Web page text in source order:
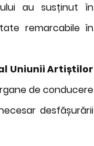
au susținut în
remarcabile în
Uniunii Artiștilor
de conducere
desfășurării